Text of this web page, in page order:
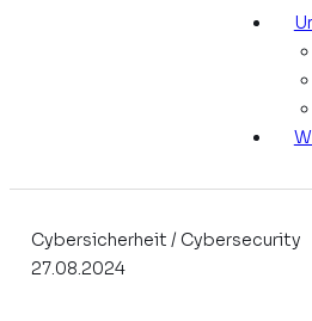
Cybersicherheit / Cybersecurity
27.08.2024